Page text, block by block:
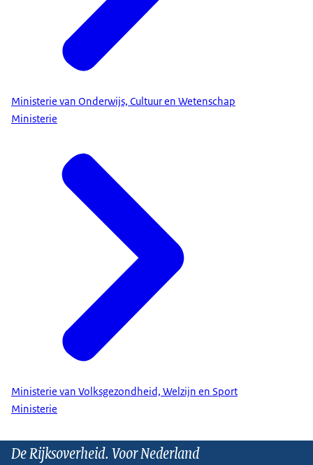
Ministerie van Onderwijs, Cultuur en Wetenschap
Ministerie
Ministerie van Volksgezondheid, Welzijn en Sport
Ministerie
De Rijksoverheid. Voor Nederland